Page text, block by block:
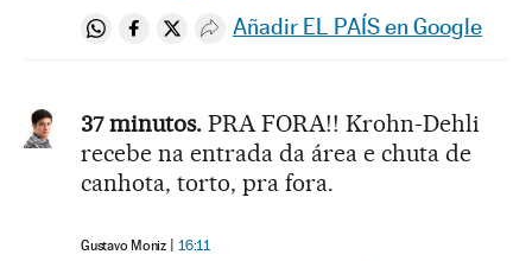
Compartir en Whatsapp
Compartir en Facebook
Compartir en Twitter
Desplegar Redes Sociales
Añadir EL PAÍS en Google
37 minutos. PRA FORA!! Krohn-Dehli
recebe na entrada da área e chuta de
canhota, torto, pra fora.
Gustavo Moniz 16:11